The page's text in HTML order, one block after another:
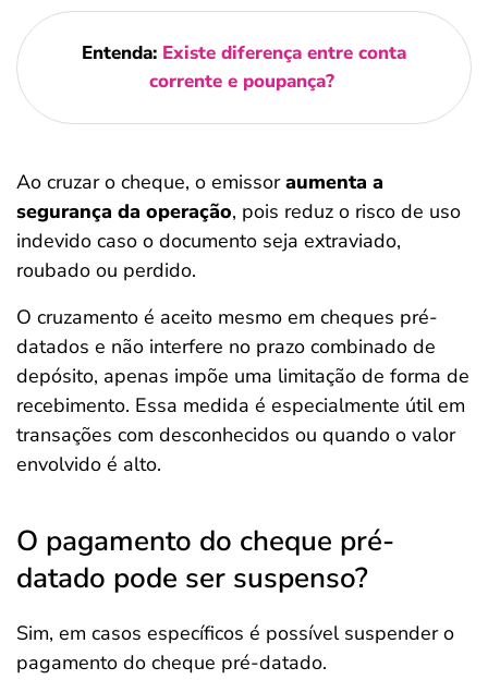
Entenda: Existe diferença entre conta
corrente e poupança?
Ao cruzar o cheque, o emissoraumenta a
segurança da operação, pois reduz o risco de uso
indevido caso o documento seja extraviado,
roubado ou perdido.
O cruzamento é aceito mesmo em cheques pré-
datados e não interfere no prazo combinado de
depósito, apenas impõe uma limitação de forma de
recebimento. Essa medida é especialmente útil em
transações com desconhecidos ou quando o valor
envolvido é alto.
O pagamento do cheque pré-
datado pode ser suspenso?
Sim, em casos específicos é possível suspender o
pagamento do cheque pré-datado.